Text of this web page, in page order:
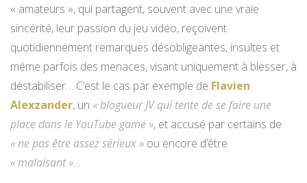
« amateurs », qui partagent, souvent avec une vraie
sincérité, leur passion du jeu vidéo, reçoivent
quotidiennement remarques désobligeantes, insultes et
même parfois des menaces, visant uniquement à blesser, à
déstabiliser… C’est le cas par exemple de Flavien
Alexzander, un « blogueur JV qui tente de se faire une
place dans le YouTube game », et accusé par certains de
« ne pas être assez sérieux » ou encore d’être
« malaisant »…